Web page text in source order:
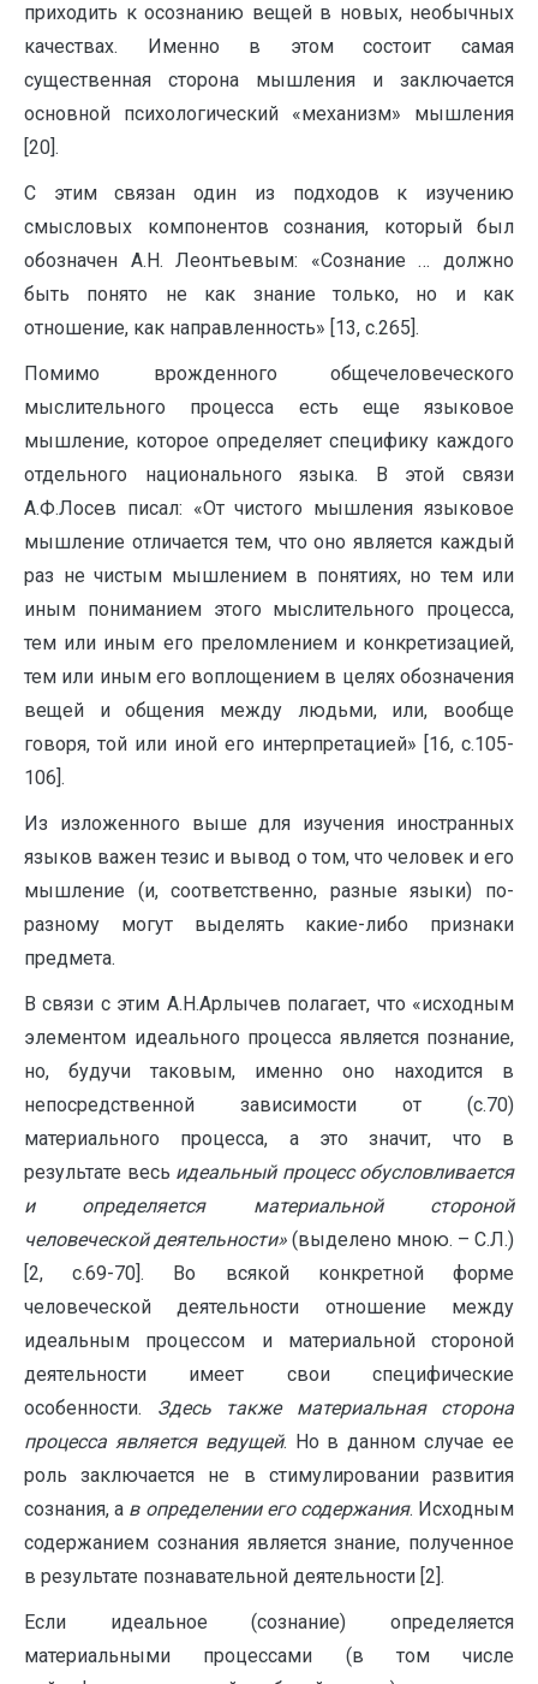
приходить к осознанию вещей в новых, необычных
качествах. Именно в этом состоит самая
существенная сторона мышления и заключается
основной психологический «механизм» мышле­ния
[20].
С этим связан один из подходов к изучению
смысловых компонентов сознания, который был
обозначен А.Н. Леонтьевым: «Сознание … должно
быть понято не как знание только, но и как
отношение, как направленность» [13, с.265].
Помимо врожденного общечеловеческого
мыслительного процесса есть еще языковое
мышление, которое определяет специфику каждого
отдельного национального языка. В этой связи
А.Ф.Лосев писал: «От чистого мышления языковое
мышление отличается тем, что оно является каждый
раз не чистым мышлением в понятиях, но тем или
иным пониманием этого мыслительного процесса,
тем или иным его преломлением и конкретизацией,
тем или иным его воплощением в целях обозначения
вещей и общения между людьми, или, вообще
говоря, той или иной его интерпретацией» [16, с.105-
106].
Из изложенного выше для изучения иностранных
языков важен тезис и вывод о том, что человек и его
мышление (и, соответственно, разные языки) по-
разному могут выделять какие-либо признаки
предмета.
В связи с этим А.Н.Арлычев полагает, что «исходным
элементом идеального процесса является познание,
но, будучи таковым, именно оно находится в
непосредственной зависимости от (с.70)
материального процесса, а это значит, что в
результате весь идеальный процесс обусловливается
и определяется материальной стороной
человеческой деятельности» (выделено мною. – С.Л.)
[2, с.69-70]. Во всякой конкретной форме
человеческой деятельности отношение между
идеальным процессом и материальной стороной
деятельности имеет свои специфические
особенности. Здесь также материальная сторона
процесса является ведущей. Но в данном случае ее
роль заключается не в стимулировании развития
сознания, а в определении его содержания. Исходным
содержанием сознания является знание, полученное
в результате познавательной деятельности [2].
Если идеальное (сознание) определяется
материальными процессами (в том числе